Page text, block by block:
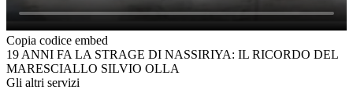
Copia codice embed
19 ANNI FA LA STRAGE DI NASSIRIYA: IL RICORDO DEL
MARESCIALLO SILVIO OLLA
Gli altri servizi